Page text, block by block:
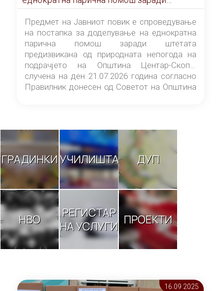
штетата предизвикана од природната
непогода на подрачјето на Општина
Центар-Скопје случена на ден 21.07.2026
година
Предмет на Јавниот повик е спроведување
на постапка за доделување на еднократна
парична помош заради штетата
предизвикана од природната непогода на
подрачјето на Општина Центар-Скопје
случена на ден 21.07.2026 година согласно
Правилник донесен од Советот на Општина
ГРАДИНКИУЧИЛИШТА ДУП
НВО
РЕГИСТАР
НА УСЛУГИ ПРОЕКТИ
16.09 2025